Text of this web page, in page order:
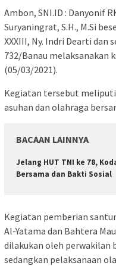
Ambon, SNI.ID : Danyonif
Suryaningrat, S.H., M.Si
XXXIII, Ny. Indri Dearti dan
732/Banau melaksanakan
(05/03/2021).
Kegiatan tersebut
asuhan dan olahraga
BACAAN LAINNYA
Jelang HUT TNI ke 78,
Bersama dan Bakti Sosial
Kegiatan pemberian
Al-Yatama dan Bahtera
dilakukan oleh perwakilan
sedangkan pelaksanaan